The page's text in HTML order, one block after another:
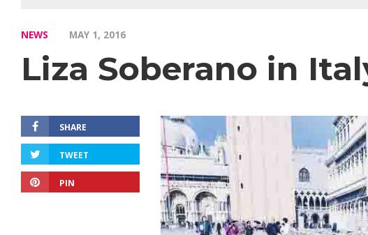
NEWS MAY 1, 2016
Liza Soberano in
SHARE
TWEET
PIN